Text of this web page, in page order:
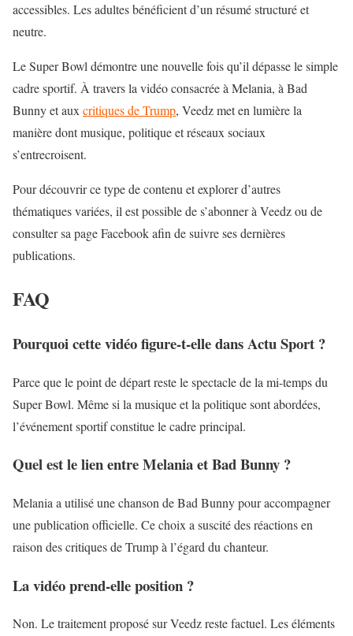
accessibles. Les adultes bénéficient d’un résumé structuré et
neutre.
Le Super Bowl démontre une nouvelle fois qu’il dépasse le simple
cadre sportif. À travers la vidéo consacrée à Melania, à Bad
Bunny et aux critiques de Trump, Veedz met en lumière la
manière dont musique, politique et réseaux sociaux
s’entrecroisent.
Pour découvrir ce type de contenu et explorer d’autres
thématiques variées, il est possible de s’abonner à Veedz ou de
consulter sa page Facebook afin de suivre ses dernières
publications.
FAQ
Pourquoi cette vidéo figure-t-elle dans Actu Sport ?
Parce que le point de départ reste le spectacle de la mi-temps du
Super Bowl. Même si la musique et la politique sont abordées,
l’événement sportif constitue le cadre principal.
Quel est le lien entre Melania et Bad Bunny ?
Melania a utilisé une chanson de Bad Bunny pour accompagner
une publication officielle. Ce choix a suscité des réactions en
raison des critiques de Trump à l’égard du chanteur.
La vidéo prend-elle position ?
Non. Le traitement proposé sur Veedz reste factuel. Les éléments